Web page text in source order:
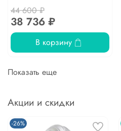
44 600 ₽
38 736 ₽
В корзину
Показать еще
Акции и скидки
-26%